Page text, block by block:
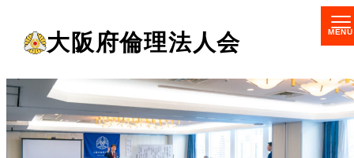
コ
ン
テ
大阪府倫理法人会